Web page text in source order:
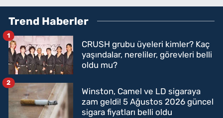
Trend Haberler
CRUSH grubu üyeleri kimler? Kaç
yaşındalar, nereliler, görevleri belli
oldu mu?
1
Winston, Camel ve LD sigaraya
zam geldi! 5 Ağustos 2026 güncel
sigara fiyatları belli oldu
2